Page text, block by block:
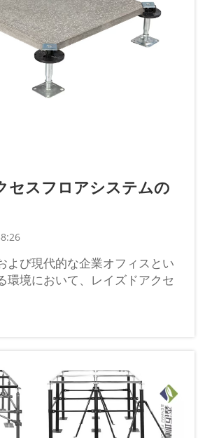
セスフロアシステムの
よび現代的な企業オフィスとい
環境において、レイズドアクセ
歩行面以上の役割を果たしま
ラストラクチャーの不可欠な構
率的な冷却、ケーブル管理、お